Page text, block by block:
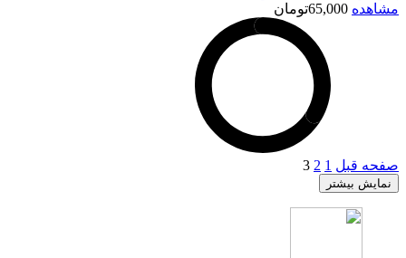
مشاهده 65,000تومان
صفحه قبل 1
2
3
نمایش بیشتر